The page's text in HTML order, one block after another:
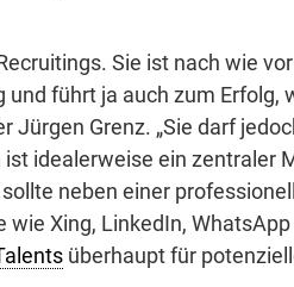
Sie ist nach wie
führt ja auch zum Erfolg,
Jürgen Grenz. „Sie darf
idealerweise ein zentraler
neben einer
Xing, LinkedIn,
überhaupt für